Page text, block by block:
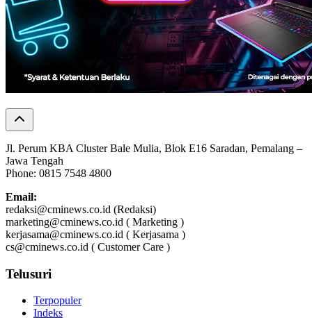
Jl. Perum KBA Cluster Bale Mulia, Blok E16 Saradan, Pemalang –
Jawa Tengah
Phone: 0815 7548 4800
Email:
redaksi@cminews.co.id (Redaksi)
marketing@cminews.co.id ( Marketing )
kerjasama@cminews.co.id ( Kerjasama )
cs@cminews.co.id ( Customer Care )
Telusuri
Terpopuler
Indeks